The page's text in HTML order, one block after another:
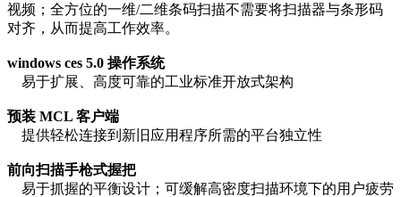
视频；全方位的一维/二维条码扫描不需要将扫描器与条形码
对齐，从而提高工作效率。
windows ces 5.0 操作系统
易于扩展、高度可靠的工业标准开放式架构
预装 MCL 客户端
提供轻松连接到新旧应用程序所需的平台独立性
前向扫描手枪式握把
易于抓握的平衡设计；可缓解高密度扫描环境下的用户疲劳